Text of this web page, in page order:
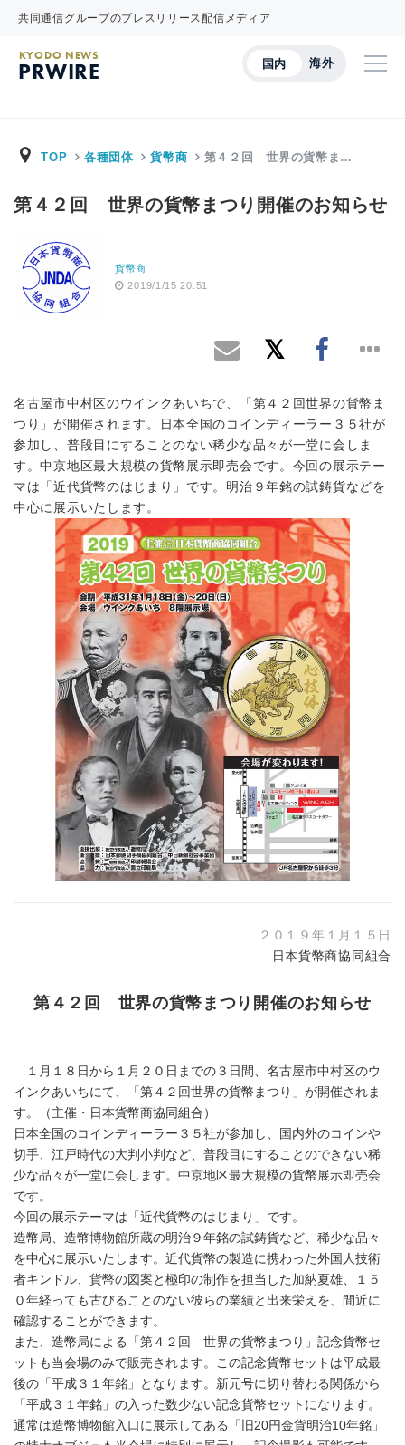
共同通信グループのプレスリリース配信メディア
国内 海外
KYODO NEWS
PRWIRE
TOP 各種団体 貨幣商 第４２回 世界の貨幣ま…
第４２回 世界の貨幣まつり開催のお知らせ
貨幣商
2019/1/15 20:51
名古屋市中村区のウインクあいちで、「第４２回世界の貨幣ま
つり」が開催されます。日本全国のコインディーラー３５社が
参加し、普段目にすることのない稀少な品々が一堂に会しま
す。中京地区最大規模の貨幣展示即売会です。今回の展示テー
マは「近代貨幣のはじまり」です。明治９年銘の試鋳貨などを
中心に展示いたします。
２０１９年１月１５日
日本貨幣商協同組合
第４２回 世界の貨幣まつり開催のお知らせ
１月１８日から１月２０日までの３日間、名古屋市中村区のウ
インクあいちにて、「第４２回世界の貨幣まつり」が開催されま
す。（主催・日本貨幣商協同組合）
日本全国のコインディーラー３５社が参加し、国内外のコインや
切手、江戸時代の大判小判など、普段目にすることのできない稀
少な品々が一堂に会します。中京地区最大規模の貨幣展示即売会
です。
今回の展示テーマは「近代貨幣のはじまり」です。
造幣局、造幣博物館所蔵の明治９年銘の試鋳貨など、稀少な品々
を中心に展示いたします。近代貨幣の製造に携わった外国人技術
者キンドル、貨幣の図案と極印の制作を担当した加納夏雄、１５
０年経っても古びることのない彼らの業績と出来栄えを、間近に
確認することができます。
また、造幣局による「第４２回 世界の貨幣まつり」記念貨幣セ
ットも当会場のみで販売されます。この記念貨幣セットは平成最
後の「平成３１年銘」となります。新元号に切り替わる関係から
「平成３１年銘」の入った数少ない記念貨幣セットになります。
通常は造幣博物館入口に展示してある「旧20円金貨明治10年銘」